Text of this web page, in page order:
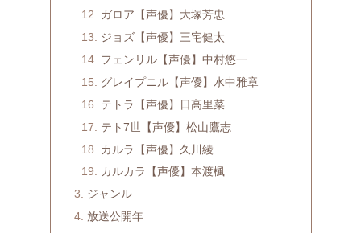
ガロア【声優】大塚芳忠
ジョズ【声優】三宅健太
フェンリル【声優】中村悠一
グレイプニル【声優】水中雅章
テトラ【声優】日高里菜
テト7世【声優】松山鷹志
カルラ【声優】久川綾
カルカラ【声優】本渡楓
ジャンル
放送公開年